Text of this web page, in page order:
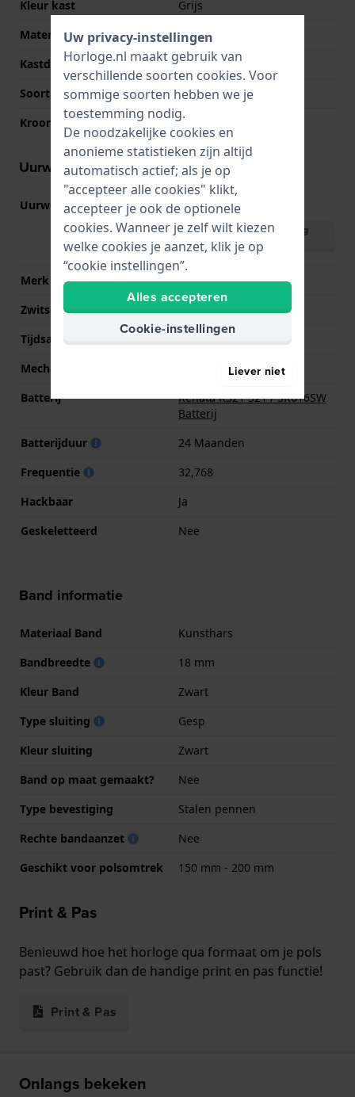
Kleur kast
Grijs
Materiaal kastdeksel
Roestvrij staal
Kastdeksel
Klikkast
Soort glas
Mineraal
Kroon
Trek kroon
Uurwerk informatie
Uurwerk nr. 9T22(Bekijk specificaties
Download handleiding
(English)
Merk uurwerk
Miyota
Zwitsers uurwerk
Nee
Tijdsaanduiding
Analoog
Mechanisme
Batterij
Renata R321 321 / SR616SW
Batterij
Batterijduur
24 Maanden
Frequentie
32,768
Hackbaar
Ja
Geskeletteerd
Nee
Band informatie
Materiaal Band
Kunsthars
Bandbreedte
18 mm
Kleur Band
Zwart
Type sluiting
Gesp
Kleur sluiting
Zwart
Band op maat gemaakt?
Nee
Type bevestiging
Stalen pennen
Rechte bandaanzet
Nee
Geschikt voor polsomtrek
150 mm - 200 mm
Print & Pas
Benieuwd hoe het horloge qua formaat om je pols
past? Gebruik dan de handige print en pas functie!
Print & Pas
Onlangs bekeken
Uw privacy-instellingen
Horloge.nl maakt gebruik van
verschillende soorten cookies. Voor
sommige soorten hebben we je
toestemming nodig.
De noodzakelijke cookies en
anonieme statistieken zijn altijd
automatisch actief; als je op
"accepteer alle cookies" klikt,
accepteer je ook de optionele
cookies. Wanneer je zelf wilt kiezen
welke cookies je aanzet, klik je op
“cookie instellingen”.
Alles accepteren
Cookie-instellingen
Liever niet